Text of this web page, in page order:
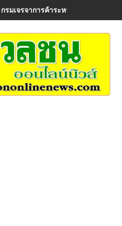
เจรจาการค้าระหว่างประเทศ เพื่อ